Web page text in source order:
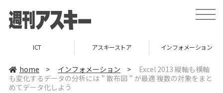
t
o
e
a
v
アスキーストア インフォメーション TOP
home > インフォメーション >
Excel 2013 縦軸も横軸
も変化するデータの分析には＂散布図＂が最適 複数の対象をまと
めてデータ化しよう